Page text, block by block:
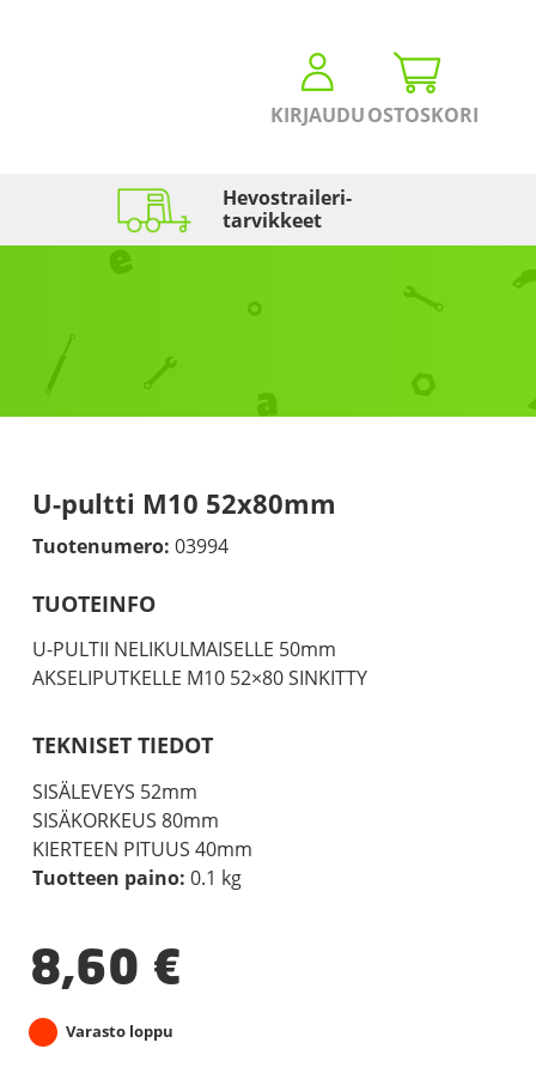
KIRJAUDUOSTOSKORI
Hevostraileri­
tarvikkeet
U-pultti M10 52x80mm
Tuotenumero: 03994
TUOTEINFO
U-PULTII NELIKULMAISELLE 50mm
AKSELIPUTKELLE M10 52×80 SINKITTY
TEKNISET TIEDOT
SISÄLEVEYS 52mm
SISÄKORKEUS 80mm
KIERTEEN PITUUS 40mm
Tuotteen paino: 0.1 kg
8,60 €
Varasto loppu